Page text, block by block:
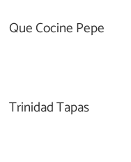
Que Cocine Pepe
Trinidad Tapas